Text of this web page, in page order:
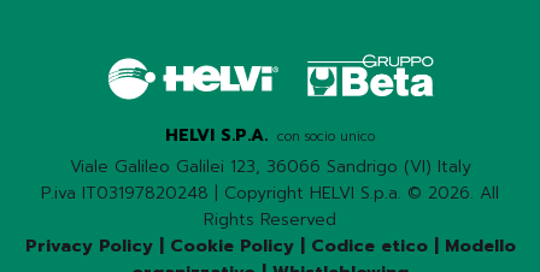
HELVI S.P.A. con socio unico
Viale Galileo Galilei 123, 36066 Sandrigo (VI) Italy
P.iva IT03197820248 | Copyright HELVI S.p.a. © 2026. All
Rights Reserved
Privacy Policy| Cookie Policy| Codice etico| Modello